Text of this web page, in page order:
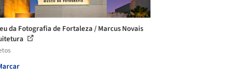
da Fotografia de Fortaleza / Marcus Novais